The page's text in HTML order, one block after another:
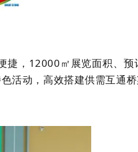
， 12000㎡展览面积、预
活动，高效搭建供需互通桥